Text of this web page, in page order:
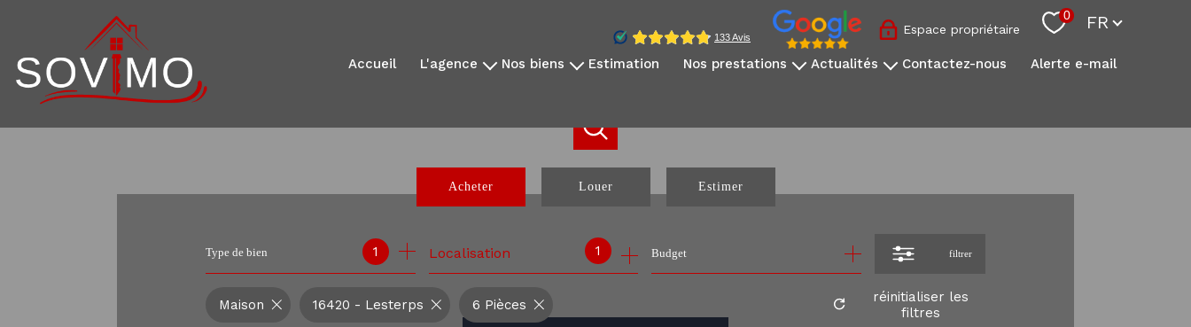
Espace propriétaire
0 FR
accueil l'agence nos biens
nos exclusivités
estimation nos prestations actualités contactez-nous alerte e-mail
Acheter Louer
à l'année
de l'immo pro
Estimer
Type de bien 1 1
Localisation Budget filtrer
Maison 16420 - Lesterps 6 Pièces
réinitialiser les
filtres